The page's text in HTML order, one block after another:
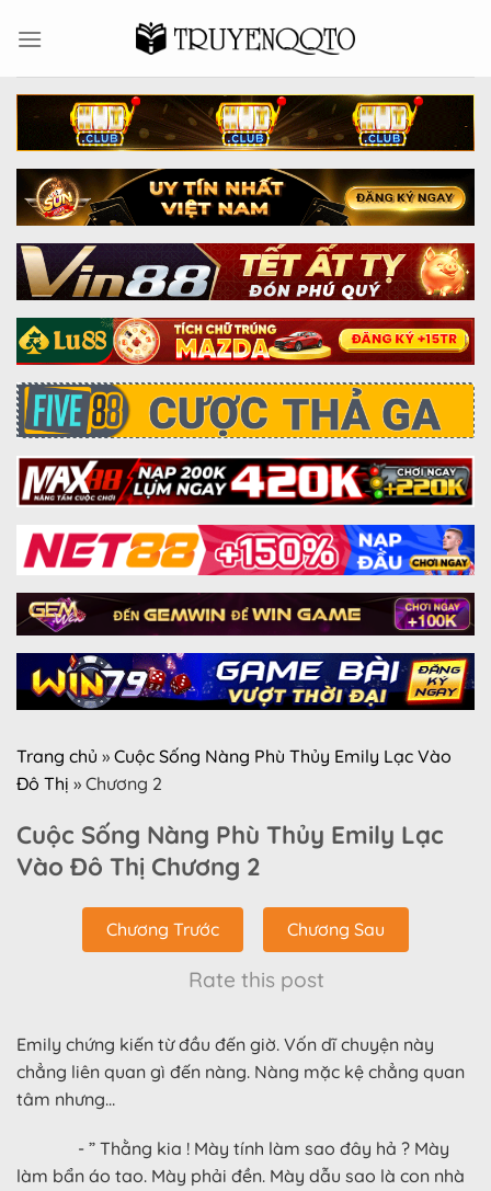
Trang chủ » Cuộc Sống Nàng Phù Thủy Emily Lạc Vào
Đô Thị » Chương 2
Cuộc Sống Nàng Phù Thủy Emily Lạc
Vào Đô Thị Chương 2
Chương Trước Chương Sau
Rate this post
Emily chứng kiến từ đầu đến giờ. Vốn dĩ chuyện này
chẳng liên quan gì đến nàng. Nàng mặc kệ chẳng quan
tâm nhưng…
- ” Thằng kia ! Mày tính làm sao đây hả ? Mày
làm bẩn áo tao. Mày phải đền. Mày dẫu sao là con nhà